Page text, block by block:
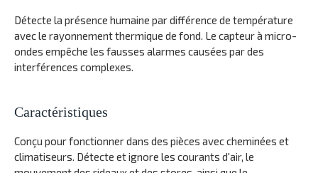
Détecte la présence humaine par différence de température
avec le rayonnement thermique de fond. Le capteur à micro-
ondes empêche les fausses alarmes causées par des
interférences complexes.
Caractéristiques
Conçu pour fonctionner dans des pièces avec cheminées et
climatiseurs. Détecte et ignore les courants d'air, le